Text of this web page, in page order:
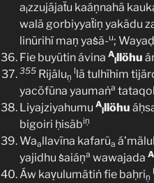
alzzujājaẗu kaáṇnahā
walā gorbiyyaẗiṇ yakādu
linūrihï maṇ yaṡã-u;
Fie buyūtin ávina A
lllöhu
355 Rijāluṇ
llā tulhīhim
yacōfūna yaumaṅa
Liyajziyahumu A
lllöhu
bigoiri ḥisābiṇ
Waallavīna kafarũa
yajidhu ṡaiáṇa wawajada A
Áw kaṿulumätiṅ fie baḥriṇ
l